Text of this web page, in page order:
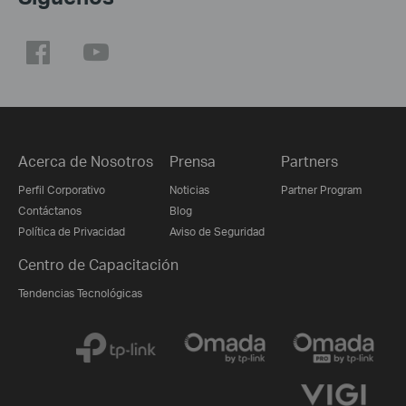
Acerca de Nosotros
Perfil Corporativo
Contáctanos
Política de Privacidad
Prensa
Noticias
Blog
Aviso de Seguridad
Partners
Partner Program
Centro de Capacitación
Tendencias Tecnológicas